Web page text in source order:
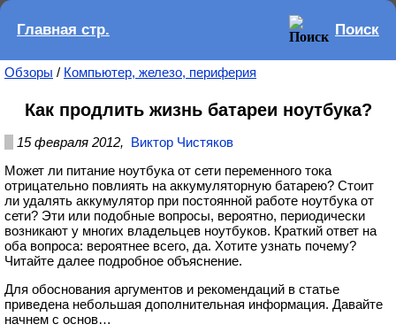
Главная стр. Поиск
Обзоры / Компьютер, железо, периферия
Как продлить жизнь батареи ноутбука?
15 февраля 2012, Виктор Чистяков
Может ли питание ноутбука от сети переменного тока
отрицательно повлиять на аккумуляторную батарею? Стоит
ли удалять аккумулятор при постоянной работе ноутбука от
сети? Эти или подобные вопросы, вероятно, периодически
возникают у многих владельцев ноутбуков. Краткий ответ на
оба вопроса: вероятнее всего, да. Хотите узнать почему?
Читайте далее подробное объяснение.
Для обоснования аргументов и рекомендаций в статье
приведена небольшая дополнительная информация. Давайте
начнем с основ…